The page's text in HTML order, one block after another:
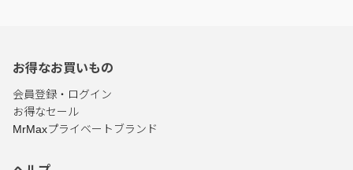
お得なお買いもの
会員登録・ログイン
お得なセール
MrMaxプライベートブランド